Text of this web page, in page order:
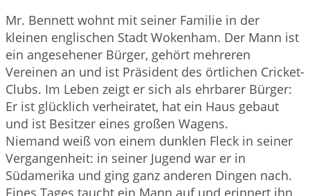
Mr. Bennett wohnt mit seiner Familie in der
kleinen englischen Stadt Wokenham. Der Mann ist
ein angesehener Bürger, gehört mehreren
Vereinen an und ist Präsident des örtlichen Cricket-
Clubs. Im Leben zeigt er sich als ehrbarer Bürger:
Er ist glücklich verheiratet, hat ein Haus gebaut
und ist Besitzer eines großen Wagens.
Niemand weiß von einem dunklen Fleck in seiner
Vergangenheit: in seiner Jugend war er in
Südamerika und ging ganz anderen Dingen nach.